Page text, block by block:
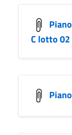
C lotto 02